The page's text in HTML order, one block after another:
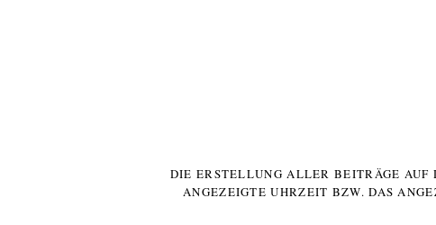
DIE ERSTELLUNG ALLER BEITRÄGE AUF
ANGEZEIGTE UHRZEIT BZW. DAS